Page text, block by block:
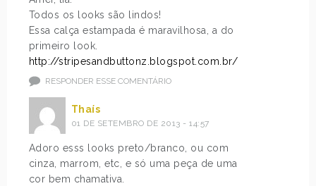
Todos os looks são lindos!
Essa calça estampada é maravilhosa, a do
primeiro look.
http://stripesandbuttonz.blogspot.com.br/
RESPONDER ESSE COMENTÁRIO
Thaís
01 DE SETEMBRO DE 2013 - 14:57
Adoro esss looks preto/branco, ou com
cinza, marrom, etc, e só uma peça de uma
cor bem chamativa.